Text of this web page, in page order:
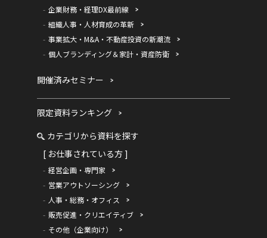
企業財務・経理DX最前線
組織人事・人材育成の革新
事業拡大・M&A・不動産投資の新潮流
個人ブランディング＆家計・資産防衛
開催済みセミナー
限定資料ランキング
カテゴリから資料を探す
[ お仕事されている方 ]
経営企画・専門家
営業アウトソーシング
人事・総務・オフィス
販売促進・クリエイティブ
その他（企業向け）